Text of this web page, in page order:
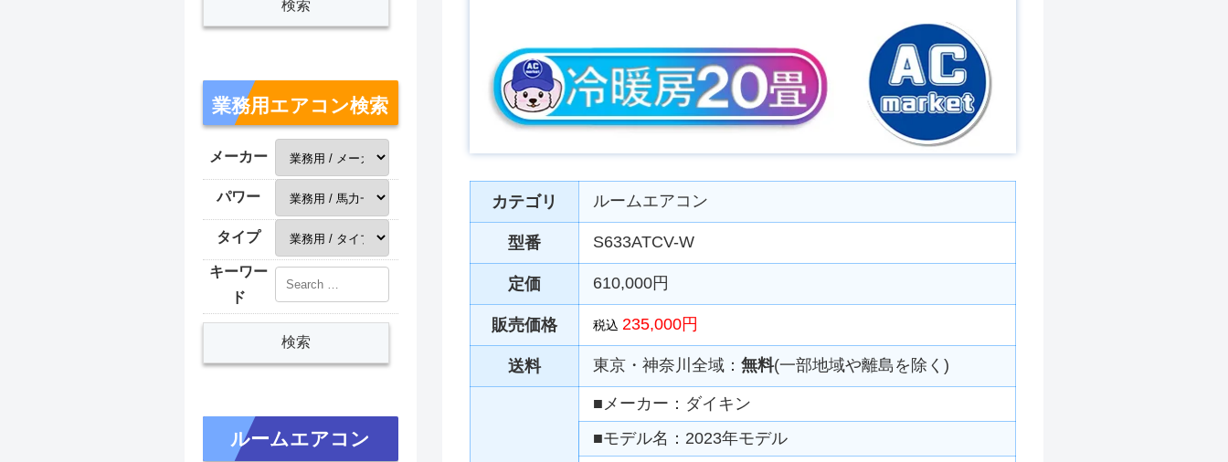
カテゴリ ルームエアコン
型番 S633ATCV-W
定価 610,000円
販売価格 税込 235,000円
送料 東京・神奈川全域： 無料(一部地域や離島を除く)
■メーカー：ダイキン
■モデル名：2023年モデル
業務用エアコン検索
メーカー
パワー
タイプ
キーワー
ド
ルームエアコン